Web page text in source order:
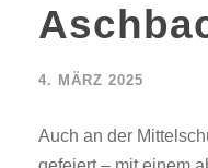
4. MÄRZ 2025
Auch an der